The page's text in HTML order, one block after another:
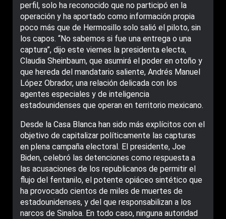
perfil, solo ha reconocido que no participó en la
operación y ha aportado como información propia
poco más que de Hermosillo solo salió el piloto, sin
los capos. “No sabemos si fue una entrega o una
captura”, dijo este viernes la presidenta electa,
Claudia Sheinbaum, que asumirá el poder en otoño y
que hereda del mandatario saliente, Andrés Manuel
López Obrador, una relación delicada con los
agentes especiales y de inteligencia
estadounidenses que operan en territorio mexicano.
Desde la Casa Blanca han sido más explícitos con el
objetivo de capitalizar políticamente las capturas
en plena campaña electoral. El presidente, Joe
Biden, celebró las detenciones como respuesta a
las acusaciones de los republicanos de permitir el
flujo del fentanilo, el potente opiáceo sintético que
ha provocado cientos de miles de muertes de
estadounidenses, y del que responsabilizan a los
narcos de Sinaloa. En todo caso, ninguna autoridad